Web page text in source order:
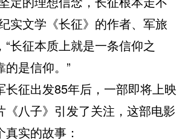
实文学《长征》的作者、军旅
长征本质上就是一条信仰之
的是信仰。”
征出发85年后，一部即将上映
《八子》引发了关注，这部电影
实的故事：